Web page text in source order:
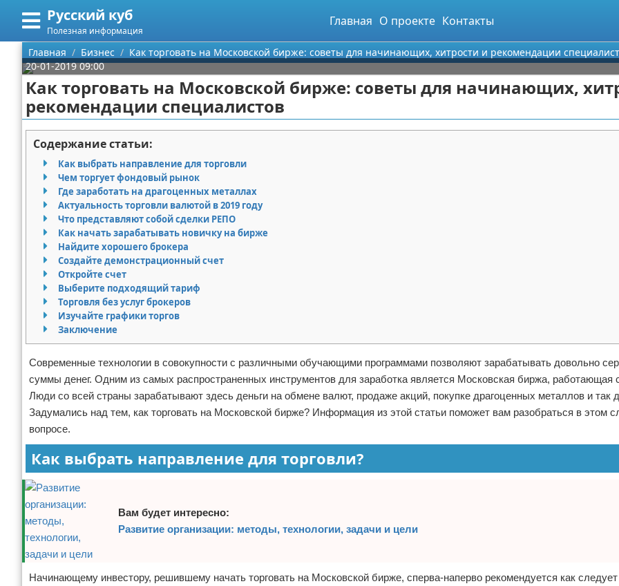
Русский куб
Полезная информация
Главная О проекте Контакты
Меню
Главная
Категории
Программирование
Бизнес
Красота
Мода
Отношения
Самосовершенствование
Финансы
Поиск
О проекте
Контакты
Сотрудничество
Размещение рекламы
Для правообладателей
Условия предоставления информации
Отказ от ответственности
Главная Бизнес
Как торговать на Московской бирже: советы для начинающих, хитрости и рекомендации
20-01-2019 09:00
Как торговать на Московской бирже: советы для начинающих,
рекомендации специалистов
Содержание статьи:
Как выбрать направление для торговли
Чем торгует фондовый рынок
Где заработать на драгоценных металлах
Актуальность торговли валютой в 2019 году
Что представляют собой сделки РЕПО
Как начать зарабатывать новичку на бирже
Найдите хорошего брокера
Создайте демонстрационный счет
Откройте счет
Выберите подходящий тариф
Торговля без услуг брокеров
Изучайте графики торгов
Заключение
Современные технологии в совокупности с различными обучающими программами позволяют зарабатывать довольно
суммы денег. Одним из самых распространенных инструментов для заработка является Московская биржа, работающая
Люди со всей страны зарабатывают здесь деньги на обмене валют, продаже акций, покупке драгоценных металлов и так
Задумались над тем, как торговать на Московской бирже? Информация из этой статьи поможет вам разобраться в этом
вопросе.
Как выбрать направление для торговли?
Вам будет интересно:
Развитие организации: методы, технологии, задачи и цели
Начинающему инвестору, решившему начать торговать на Московской бирже, сперва-наперво рекомендуется как следует